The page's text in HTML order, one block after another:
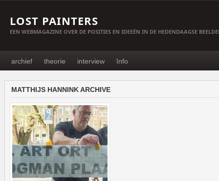
LOST PAINTERS
EEN WEBMAGAZINE OVER DE POSITIES EN IDEEËN IN DE HEDENDAAGSE
archief theorie interview Info
MATTHIJS HANNINK ARCHIVE